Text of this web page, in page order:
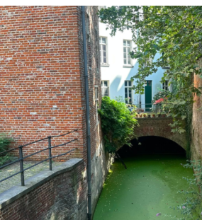
l'article "Saint-Géry : un ancien
un avis de
le viol d’une
ans à Bruxelles